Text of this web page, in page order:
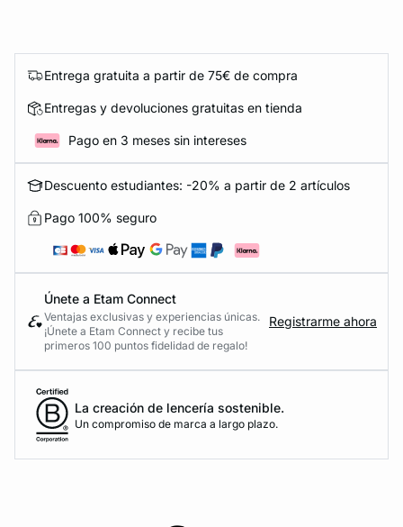
Entrega gratuita a partir de 75€ de compra
Entregas y devoluciones gratuitas en tienda
Pago en 3 meses sin intereses
Descuento estudiantes: -20% a partir de 2 artículos
Pago 100% seguro
Únete a Etam Connect
Ventajas exclusivas y experiencias únicas.
¡Únete a Etam Connect y recibe tus
primeros 100 puntos fidelidad de regalo!
Registrarme ahora
La creación de lencería sostenible.
Un compromiso de marca a largo plazo.